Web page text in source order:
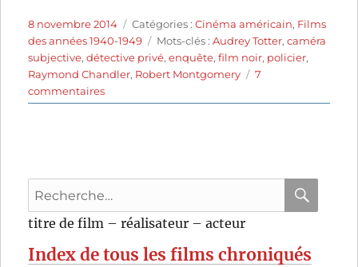
Publié
le
8 novembre 2014 Catégories
Catégories :Cinéma américain, Films
des années 1940-1949
Étiquettes
Mots-clés :Audrey Totter,caméra
subjective,détective privé,enquête,film noir, policier,
Raymond Chandler, Robert Montgomery
7
commentairessur
La
Montgomery
Recherche
pour
titre de film – réalisateur – acteur
Index de tous les films chroniqués